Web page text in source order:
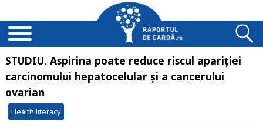
STUDIU. Aspirina poate reduce riscul apariției
carcinomului hepatocelular și a cancerului
ovarian
Health literacy